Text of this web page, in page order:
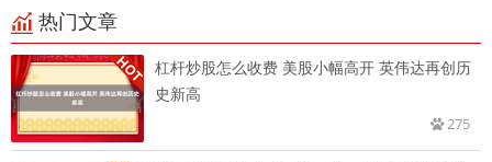
热门文章
杠杆炒股怎么收费 美股小幅高开 英伟达再创历
史新高
275